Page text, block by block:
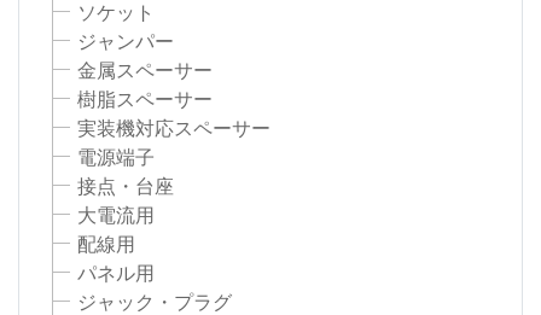
ソケット
ジャンパー
金属スペーサー
樹脂スペーサー
実装機対応スペーサー
電源端子
接点・台座
大電流用
配線用
パネル用
ジャック・プラグ